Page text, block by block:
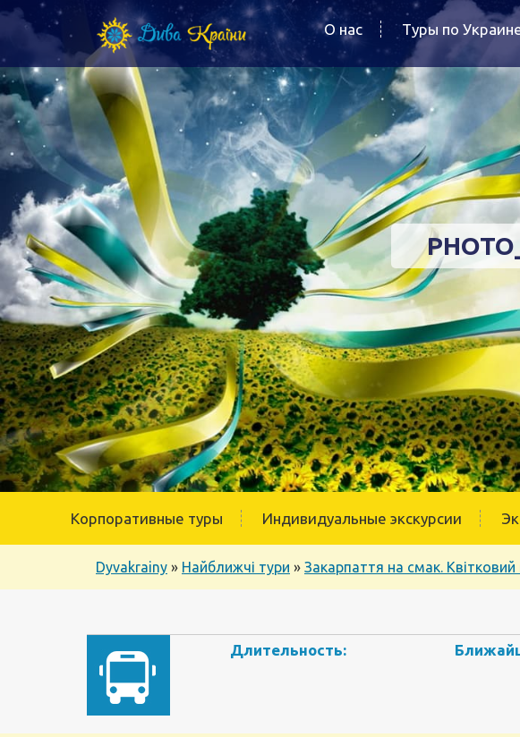
О нас Туры по
Корпоративные туры Индивидуальные экскурсии
Dyvakrainy » Найближчі тури » Закарпаття на смак.
Длительность: